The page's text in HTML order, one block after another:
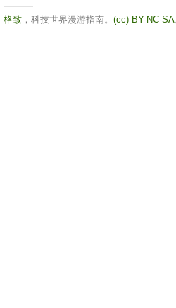
格致，科技世界漫游指南。 (cc) BY-NC-SA